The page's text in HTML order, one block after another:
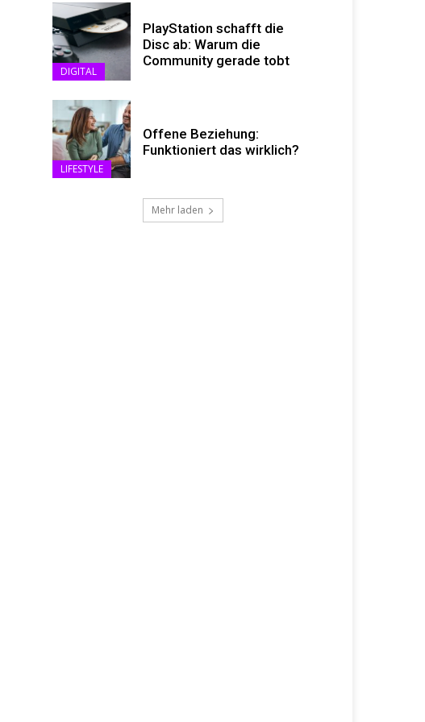
DIGITAL
PlayStation schafft die
Disc ab: Warum die
Community gerade tobt
LIFESTYLE
Offene Beziehung:
Funktioniert das wirklich?
Mehr laden